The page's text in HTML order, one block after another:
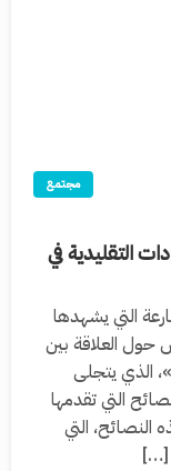
مجتمع
التقليدية في
التي يشهدها
حول العلاقة بين
الذي يتجلى
التي تقدمها
التي
[…]